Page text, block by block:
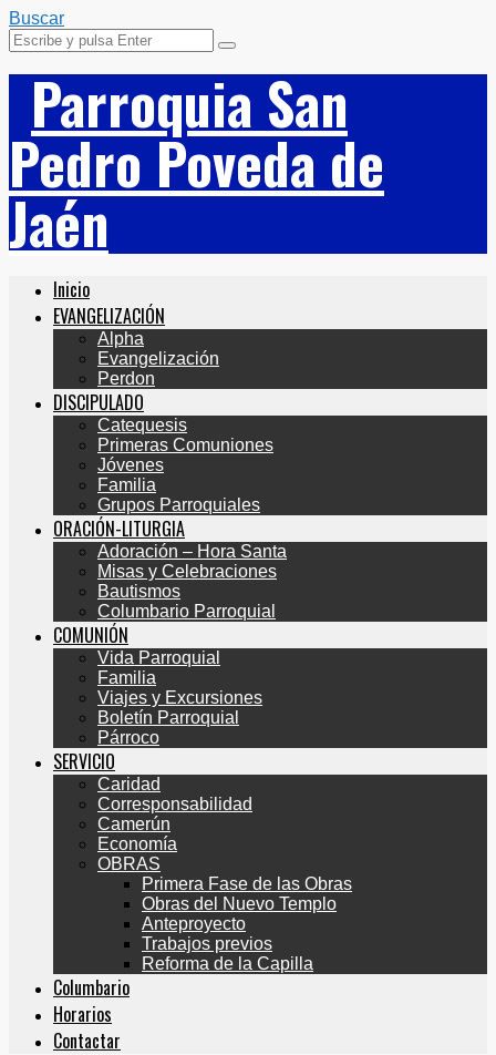
Buscar
Parroquia San
Pedro Poveda de
Jaén
Inicio
EVANGELIZACIÓN
Alpha
Evangelización
Perdon
DISCIPULADO
Catequesis
Primeras Comuniones
Jóvenes
Familia
Grupos Parroquiales
ORACIÓN-LITURGIA
Adoración – Hora Santa
Misas y Celebraciones
Bautismos
Columbario Parroquial
COMUNIÓN
Vida Parroquial
Familia
Viajes y Excursiones
Boletín Parroquial
Párroco
SERVICIO
Caridad
Corresponsabilidad
Camerún
Economía
OBRAS
Primera Fase de las Obras
Obras del Nuevo Templo
Anteproyecto
Trabajos previos
Reforma de la Capilla
Columbario
Horarios
Contactar